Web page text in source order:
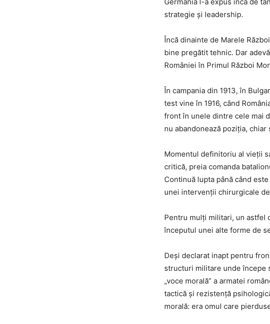
Germania l-a expus încă de
strategie și leadership.
Încă dinainte de Marele
bine pregătit tehnic. Dar
României în Primul Război
În campania din 1913, în
test vine în 1916, când
front în unele dintre cele mai
nu abandonează poziția,
Momentul definitoriu al vieții
critică, preia comanda
Continuă lupta până când
unei intervenții chirurgicale
Pentru mulți militari, un astfel
începutul unei alte forme de
Deși declarat inapt pentru
structuri militare unde începe
„voce morală” a armatei
tactică și rezistență
morală: era omul care